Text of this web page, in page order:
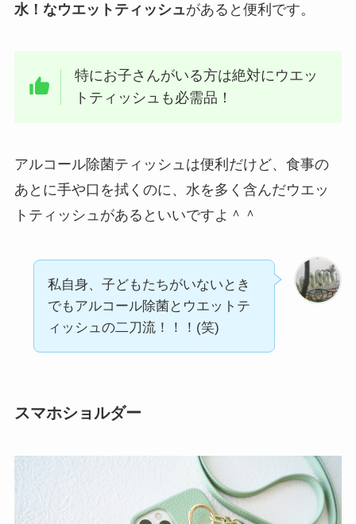
水！なウエットティッシュがあると便利です。
特にお子さんがいる方は絶対にウエッ
トティッシュも必需品！
アルコール除菌ティッシュは便利だけど、食事の
あとに手や口を拭くのに、水を多く含んだウエッ
トティッシュがあるといいですよ＾＾
私自身、子どもたちがいないとき
でもアルコール除菌とウエットテ
ィッシュの二刀流！！！(笑)
スマホショルダー